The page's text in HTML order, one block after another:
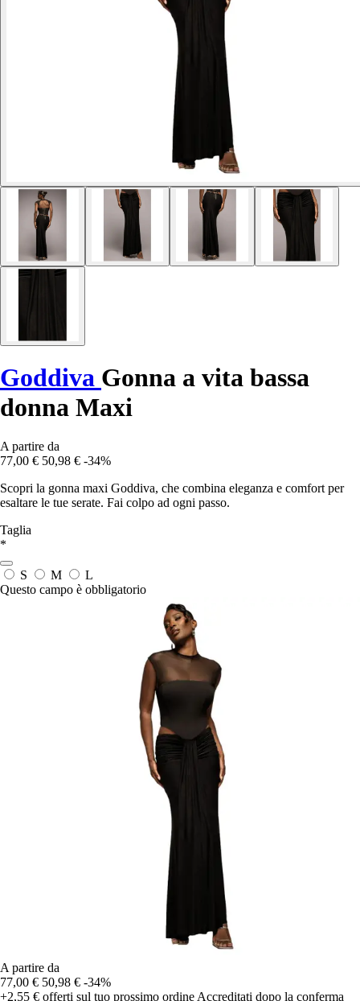
Goddiva Gonna a vita bassa
donna Maxi
A partire da
77,00 € 50,98 € -34%
Scopri la gonna maxi Goddiva, che combina eleganza e comfort per
esaltare le tue serate. Fai colpo ad ogni passo.
Taglia
*
S M
L
Questo campo è obbligatorio
A partire da
77,00 € 50,98 € -34%
+2,55 € offerti sul tuo prossimo ordine Accreditati dopo la conferma